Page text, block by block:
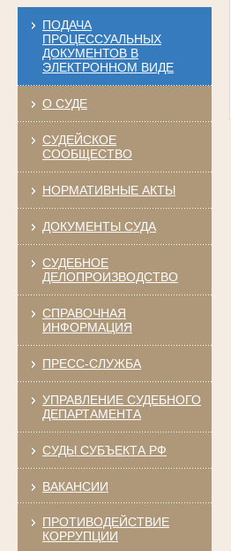
ПОДАЧА
ПРОЦЕССУАЛЬНЫХ
ДОКУМЕНТОВ В
ЭЛЕКТРОННОМ ВИДЕ
О СУДЕ
СУДЕЙСКОЕ
СООБЩЕСТВО
НОРМАТИВНЫЕ АКТЫ
ДОКУМЕНТЫ СУДА
СУДЕБНОЕ
ДЕЛОПРОИЗВОДСТВО
СПРАВОЧНАЯ
ИНФОРМАЦИЯ
ПРЕСС-СЛУЖБА
УПРАВЛЕНИЕ СУДЕБНОГО
ДЕПАРТАМЕНТА
СУДЫ СУБЪЕКТА РФ
ВАКАНСИИ
ПРОТИВОДЕЙСТВИЕ
КОРРУПЦИИ